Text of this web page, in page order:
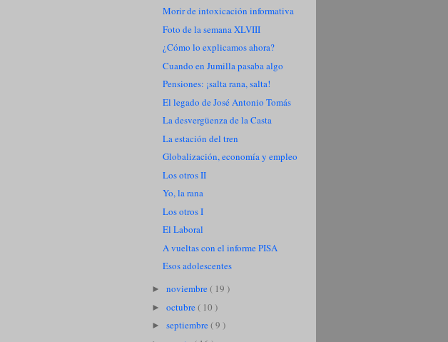
Morir de intoxicación informativa
Foto de la semana XLVIII
¿Cómo lo explicamos ahora?
Cuando en Jumilla pasaba algo
Pensiones: ¡salta rana, salta!
El legado de José Antonio Tomás
La desvergüenza de la Casta
La estación del tren
Globalización, economía y empleo
Los otros II
Yo, la rana
Los otros I
El Laboral
A vueltas con el informe PISA
Esos adolescentes
► noviembre( 19 )
► octubre( 10 )
► septiembre( 9 )